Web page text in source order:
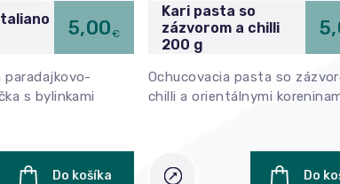
5,00€
paradajkovo-
s bylinkami
Do košíka
Kari pasta so
zázvorom a chilli
200 g
Ochucovacia pasta so
chilli a orientálnymi
Do